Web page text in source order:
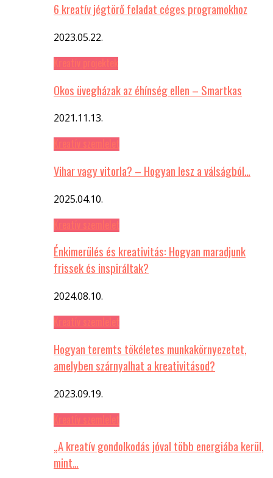
6 kreatív jégtörő feladat céges programokhoz
2023.05.22.
Okos üvegházak az éhínség ellen – Smartkas
2021.11.13.
Vihar vagy vitorla? – Hogyan lesz a válságból…
2025.04.10.
Énkimerülés és kreativitás: Hogyan maradjunk
frissek és inspiráltak?
2024.08.10.
Hogyan teremts tökéletes munkakörnyezetet,
amelyben szárnyalhat a kreativitásod?
2023.09.19.
„A kreatív gondolkodás jóval több energiába kerül,
mint…